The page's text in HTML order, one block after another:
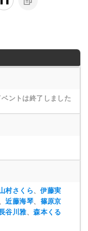
ントは終了しました
村さくら 、伊藤実
、近藤海琴
篠原京
谷川雅、森本くる